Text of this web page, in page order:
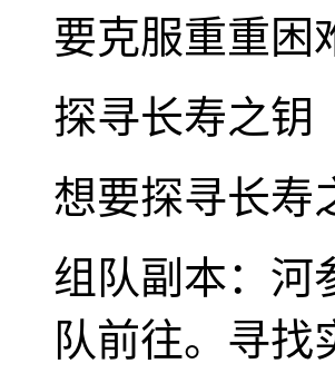
要克服重重困
探寻长寿之钥
想要探寻长寿
组队副本：河
队前往。寻找